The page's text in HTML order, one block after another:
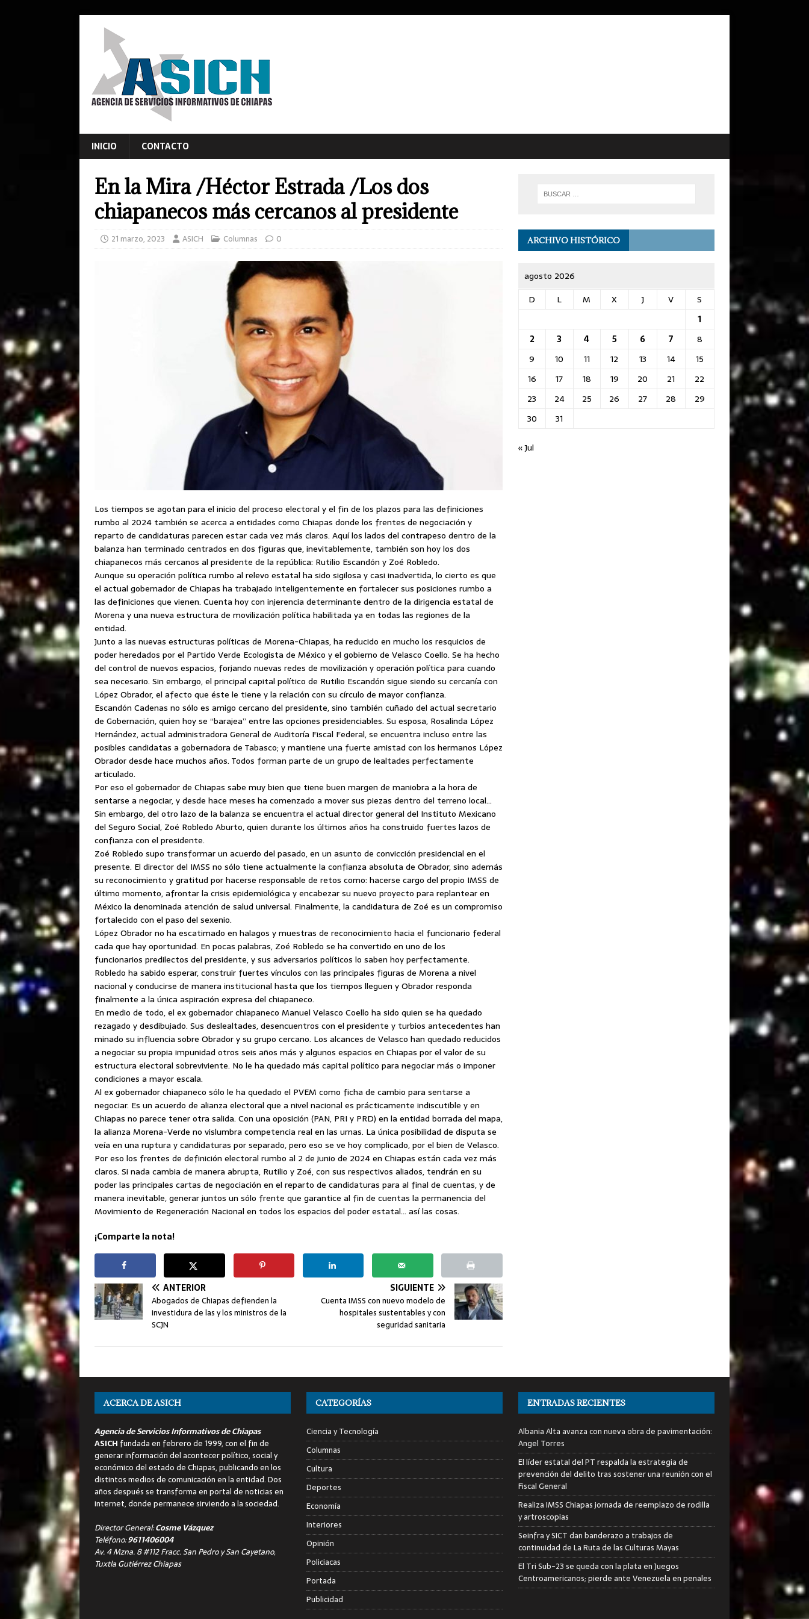
INICIO CONTACTO
En la Mira /Héctor Estrada /Los dos
chiapanecos más cercanos al presidente
21 marzo, 2023 ASICH Columnas 0
Los tiempos se agotan para el inicio del proceso electoral y el fin de los plazos para las definiciones
rumbo al 2024 también se acerca a entidades como Chiapas donde los frentes de negociación y
reparto de candidaturas parecen estar cada vez más claros. Aquí los lados del contrapeso dentro de la
balanza han terminado centrados en dos figuras que, inevitablemente, también son hoy los dos
chiapanecos más cercanos al presidente de la república: Rutilio Escandón y Zoé Robledo.
Aunque su operación política rumbo al relevo estatal ha sido sigilosa y casi inadvertida, lo cierto es que
el actual gobernador de Chiapas ha trabajado inteligentemente en fortalecer sus posiciones rumbo a
las definiciones que vienen. Cuenta hoy con injerencia determinante dentro de la dirigencia estatal de
Morena y una nueva estructura de movilización política habilitada ya en todas las regiones de la
entidad.
Junto a las nuevas estructuras políticas de Morena-Chiapas, ha reducido en mucho los resquicios de
poder heredados por el Partido Verde Ecologista de México y el gobierno de Velasco Coello. Se ha hecho
del control de nuevos espacios, forjando nuevas redes de movilización y operación política para cuando
sea necesario. Sin embargo, el principal capital político de Rutilio Escandón sigue siendo su cercanía con
López Obrador, el afecto que éste le tiene y la relación con su círculo de mayor confianza.
Escandón Cadenas no sólo es amigo cercano del presidente, sino también cuñado del actual secretario
de Gobernación, quien hoy se “barajea” entre las opciones presidenciables. Su esposa, Rosalinda López
Hernández, actual administradora General de Auditoría Fiscal Federal, se encuentra incluso entre las
posibles candidatas a gobernadora de Tabasco; y mantiene una fuerte amistad con los hermanos López
Obrador desde hace muchos años. Todos forman parte de un grupo de lealtades perfectamente
articulado.
Por eso el gobernador de Chiapas sabe muy bien que tiene buen margen de maniobra a la hora de
sentarse a negociar, y desde hace meses ha comenzado a mover sus piezas dentro del terreno local…
Sin embargo, del otro lazo de la balanza se encuentra el actual director general del Instituto Mexicano
del Seguro Social, Zoé Robledo Aburto, quien durante los últimos años ha construido fuertes lazos de
confianza con el presidente.
Zoé Robledo supo transformar un acuerdo del pasado, en un asunto de convicción presidencial en el
presente. El director del IMSS no sólo tiene actualmente la confianza absoluta de Obrador, sino además
su reconocimiento y gratitud por hacerse responsable de retos como: hacerse cargo del propio IMSS de
último momento, afrontar la crisis epidemiológica y encabezar su nuevo proyecto para replantear en
México la denominada atención de salud universal. Finalmente, la candidatura de Zoé es un compromiso
fortalecido con el paso del sexenio.
López Obrador no ha escatimado en halagos y muestras de reconocimiento hacia el funcionario federal
cada que hay oportunidad. En pocas palabras, Zoé Robledo se ha convertido en uno de los
funcionarios predilectos del presidente, y sus adversarios políticos lo saben hoy perfectamente.
Robledo ha sabido esperar, construir fuertes vínculos con las principales figuras de Morena a nivel
nacional y conducirse de manera institucional hasta que los tiempos lleguen y Obrador responda
finalmente a la única aspiración expresa del chiapaneco.
En medio de todo, el ex gobernador chiapaneco Manuel Velasco Coello ha sido quien se ha quedado
rezagado y desdibujado. Sus deslealtades, desencuentros con el presidente y turbios antecedentes han
minado su influencia sobre Obrador y su grupo cercano. Los alcances de Velasco han quedado reducidos
a negociar su propia impunidad otros seis años más y algunos espacios en Chiapas por el valor de su
estructura electoral sobreviviente. No le ha quedado más capital político para negociar más o imponer
condiciones a mayor escala.
Al ex gobernador chiapaneco sólo le ha quedado el PVEM como ficha de cambio para sentarse a
negociar. Es un acuerdo de alianza electoral que a nivel nacional es prácticamente indiscutible y en
Chiapas no parece tener otra salida. Con una oposición (PAN, PRI y PRD) en la entidad borrada del mapa,
la alianza Morena-Verde no vislumbra competencia real en las urnas. La única posibilidad de disputa se
veía en una ruptura y candidaturas por separado, pero eso se ve hoy complicado, por el bien de Velasco.
Por eso los frentes de definición electoral rumbo al 2 de junio de 2024 en Chiapas están cada vez más
claros. Si nada cambia de manera abrupta, Rutilio y Zoé, con sus respectivos aliados, tendrán en su
poder las principales cartas de negociación en el reparto de candidaturas para al final de cuentas, y de
manera inevitable, generar juntos un sólo frente que garantice al fin de cuentas la permanencia del
Movimiento de Regeneración Nacional en todos los espacios del poder estatal… así las cosas.
¡Comparte la nota!
ANTERIOR
Abogados de Chiapas defienden la
investidura de las y los ministros de la
SCJN
SIGUIENTE
Cuenta IMSS con nuevo modelo de
hospitales sustentables y con
seguridad sanitaria
ARCHIVO HISTÓRICO
agosto 2026
D
L M X J V
S
1
2
3 4 5 6 7
8
9
10 11 12 13 14
15
16
17 18 19 20 21
22
23
24 25 26 27 28
29
30
31
« Jul
ACERCA DE ASICH
Agencia de Servicios Informativos de Chiapas
ASICH fundada en febrero de 1999, con el fin de
generar información del acontecer político, social y
económico del estado de Chiapas, publicando en los
distintos medios de comunicación en la entidad. Dos
años después se transforma en portal de noticias en
internet, donde permanece sirviendo a la sociedad.
Director General:Cosme Vázquez
Teléfono:9611406004
Av. 4 Mzna. 8 #112 Fracc. San Pedro y San Cayetano,
Tuxtla Gutiérrez Chiapas
CATEGORÍAS
Ciencia y Tecnología
Columnas
Cultura
Deportes
Economía
Interiores
Opinión
Policiacas
Portada
Publicidad
ENTRADAS RECIENTES
Albania Alta avanza con nueva obra de pavimentación:
Angel Torres
El líder estatal del PT respalda la estrategia de
prevención del delito tras sostener una reunión con el
Fiscal General
Realiza IMSS Chiapas jornada de reemplazo de rodilla
y artroscopias
Seinfra y SICT dan banderazo a trabajos de
continuidad de La Ruta de las Culturas Mayas
El Tri Sub-23 se queda con la plata en Juegos
Centroamericanos; pierde ante Venezuela en penales